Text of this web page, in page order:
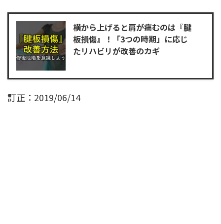
横から上げると肩が痛むのは『腱
板損傷』！「3つの時期」に応じ
たリハビリが改善のカギ
訂正：2019/06/14